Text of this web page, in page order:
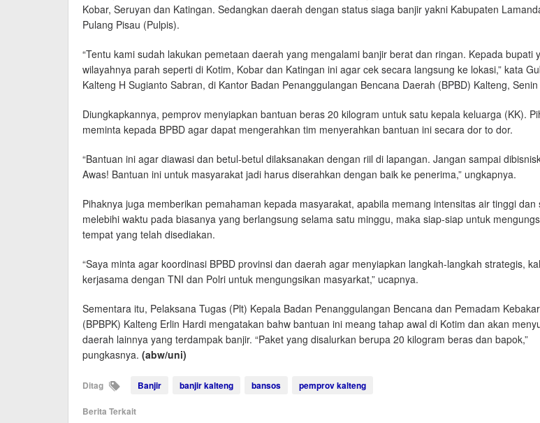
Kobar, Seruyan dan Katingan. Sedangkan daerah dengan status siaga banjir yakni Kabupaten
Pulang Pisau (Pulpis).
“Tentu kami sudah lakukan pemetaan daerah yang mengalami banjir berat dan ringan. Kepada bupati
wilayahnya parah seperti di Kotim, Kobar dan Katingan ini agar cek secara langsung ke lokasi,” kata
Kalteng H Sugianto Sabran, di Kantor Badan Penanggulangan Bencana Daerah (BPBD) Kalteng,
Diungkapkannya, pemprov menyiapkan bantuan beras 20 kilogram untuk satu kepala keluarga (KK).
meminta kepada BPBD agar dapat mengerahkan tim menyerahkan bantuan ini secara dor to dor.
“Bantuan ini agar diawasi dan betul-betul dilaksanakan dengan riil di lapangan. Jangan sampai
Awas! Bantuan ini untuk masyarakat jadi harus diserahkan dengan baik ke penerima,” ungkapnya.
Pihaknya juga memberikan pemahaman kepada masyarakat, apabila memang intensitas air tinggi dan
melebihi waktu pada biasanya yang berlangsung selama satu minggu, maka siap-siap untuk
tempat yang telah disediakan.
“Saya minta agar koordinasi BPBD provinsi dan daerah agar menyiapkan langkah-langkah strategis,
kerjasama dengan TNI dan Polri untuk mengungsikan masyarkat,” ucapnya.
Sementara itu, Pelaksana Tugas (Plt) Kepala Badan Penanggulangan Bencana dan Pemadam
(BPBPK) Kalteng Erlin Hardi mengatakan bahw bantuan ini meang tahap awal di Kotim dan akan
daerah lainnya yang terdampak banjir. “Paket yang disalurkan berupa 20 kilogram beras dan bapok,”
pungkasnya. (abw/uni)
Ditag Banjir banjir kalteng bansos pemprov kalteng
Berita Terkait